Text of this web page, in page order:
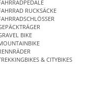
RUCKSÄCKE
BIKE
& CITYBIKES